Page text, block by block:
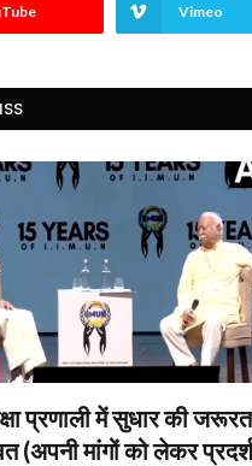
Vimeo
प्रणाली में सुधार की
(अपनी मांगों को लेकर